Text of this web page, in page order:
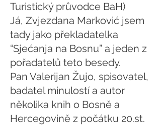
Turistický průvodce BaH)
Já, Zvjezdana Marković jsem
tady jako překladatelka
“Sjećanja na Bosnu” a jeden z
pořadatelů teto besedy.
Pan Valerijan Žujo, spisovatel,
badatel minulostí a autor
několika knih o Bosně a
Hercegovině z počátku 20.st.